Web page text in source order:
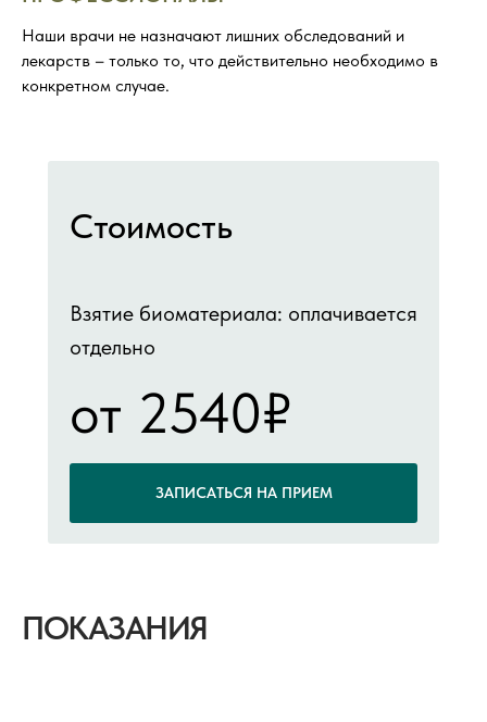
Наши врачи не назначают лишних обследований и
лекарств – только то, что действительно необходимо в
конкретном случае.
Стоимость
Взятие биоматериала: оплачивается
отдельно
от 2540₽
ЗАПИСАТЬСЯ НА ПРИЕМ
ПОКАЗАНИЯ